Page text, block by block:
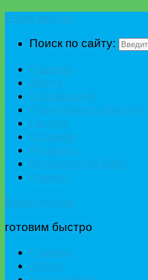
Поиск по сайту:
готовим быстро